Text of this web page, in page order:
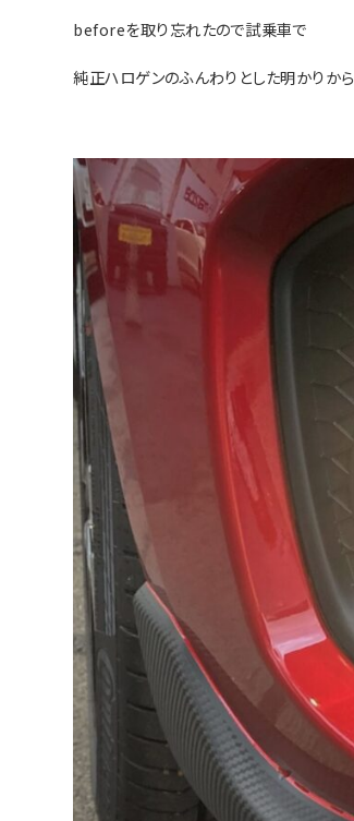
beforeを取り忘れたので試乗車で
純正ハロゲンのふんわりとした明かりから